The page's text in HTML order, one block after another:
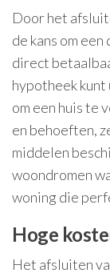
Door het
de kans om
direct
hypotheek
om een huis te
en behoeften,
middelen
woondromen
woning die
Hoge
Het afsluiten